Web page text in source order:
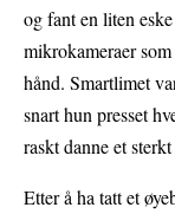
og fant en liten
mikrokameraer
hånd. Smartlimet
snart hun presset
raskt danne et sterkt
Etter å ha tatt et